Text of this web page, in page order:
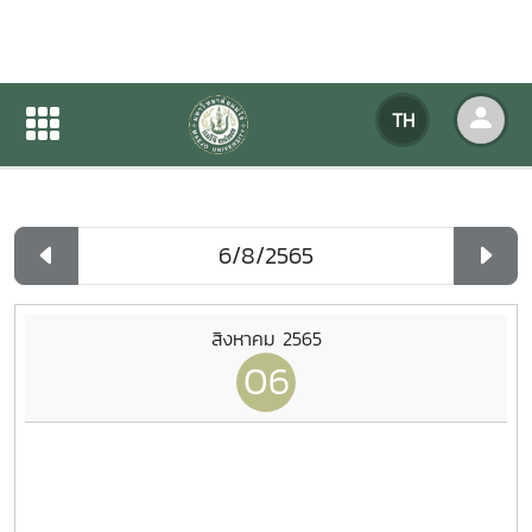
TH
ปฏิทินกิจกรรมของหน่วยงาน
ปฏิทินกิจกรรมของหน่วยงาน
สิงหาคม 2565
06